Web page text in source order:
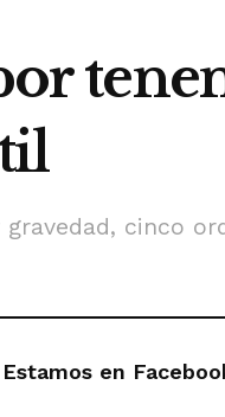
cinco
Estamos en